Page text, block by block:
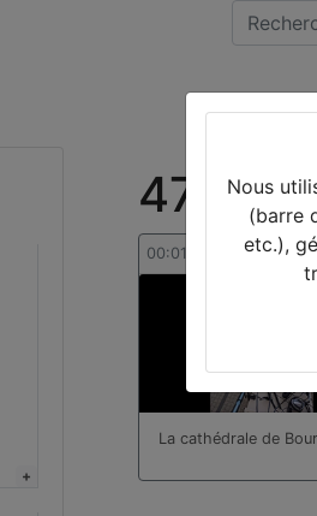
47
00:01:09
La cathédrale de
Nous
(barre
etc.),